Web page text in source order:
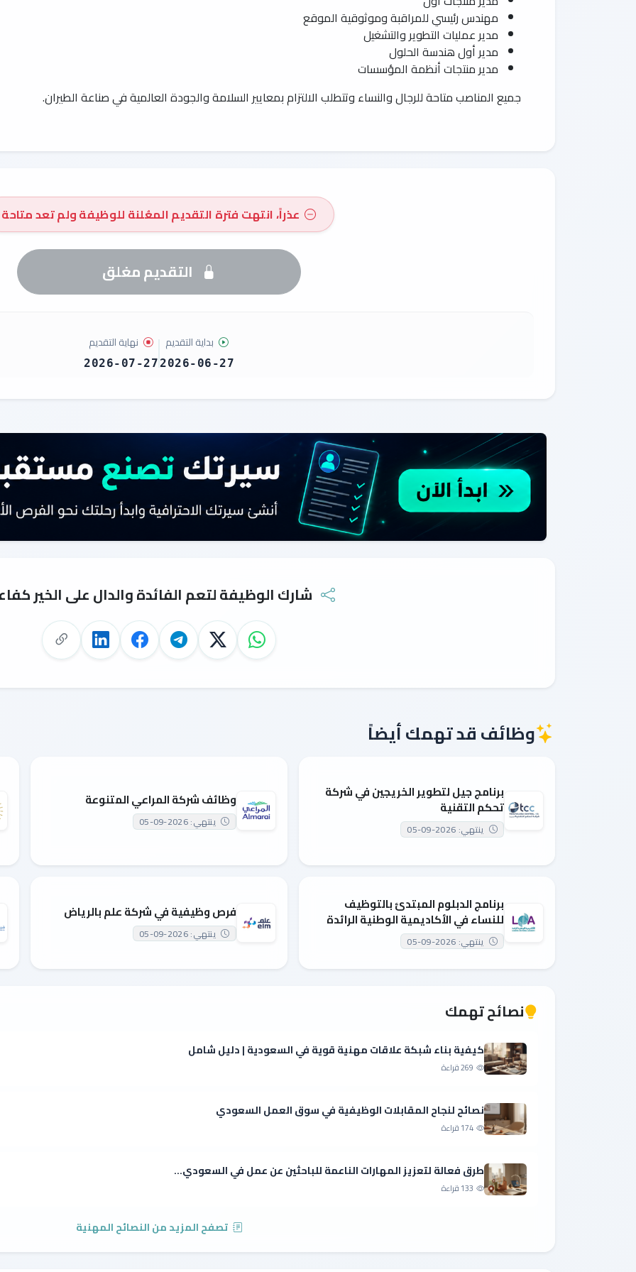
مهندس رئيسي للمراقبة وموثوقية الموقع
مدير عمليات التطوير والتشغيل
مدير أول هندسة الحلول
مدير منتجات أنظمة المؤسسات
جميع المناصب متاحة للرجال والنساء وتتطلب الالتزام بمعايير السلامة والجودة العالمية في صناعة الطيران.
عذراً، انتهت فترة التقديم المعُلنة للوظيفة ولم تعد متاحة
التقديم مغلق
بداية التقديم
2026-06-27
نهاية التقديم
2026-07-27
شارك الوظيفة لتعم الفائدة والدال على الخير
وظائف قد تهمك أيضاً
برنامج جيل لتطوير الخريجين في شركة
تحكم التقنية
ينتهي: 2026-09-05
وظائف شركة المراعي المتنوعة
ينتهي: 2026-09-05
برنامج الدبلوم المبتدئ بالتوظيف
للنساء في الأكاديمية الوطنية الرائدة
ينتهي: 2026-09-05
فرص وظيفية في شركة علم بالرياض
ينتهي: 2026-09-05
نصائح تهمك
كيفية بناء شبكة علاقات مهنية قوية في السعودية | دليل شامل
269 قراءة
نصائح لنجاح المقابلات الوظيفية في سوق العمل السعودي
174 قراءة
طرق فعالة لتعزيز المهارات الناعمة للباحثين عن عمل في السعودي...
133 قراءة
تصفح المزيد من النصائح المهنية